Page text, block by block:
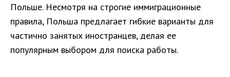
Польше. Несмотря на строгие иммиграционные
правила, Польша предлагает гибкие варианты для
частично занятых иностранцев, делая ее
популярным выбором для поиска работы.